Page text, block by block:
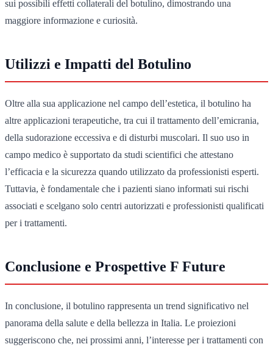
sui possibili effetti collaterali del botulino, dimostrando una
maggiore informazione e curiosità.
Utilizzi e Impatti del Botulino
Oltre alla sua applicazione nel campo dell’estetica, il botulino ha
altre applicazioni terapeutiche, tra cui il trattamento dell’emicrania,
della sudorazione eccessiva e di disturbi muscolari. Il suo uso in
campo medico è supportato da studi scientifici che attestano
l’efficacia e la sicurezza quando utilizzato da professionisti esperti.
Tuttavia, è fondamentale che i pazienti siano informati sui rischi
associati e scelgano solo centri autorizzati e professionisti qualificati
per i trattamenti.
Conclusione e Prospettive F Future
In conclusione, il botulino rappresenta un trend significativo nel
panorama della salute e della bellezza in Italia. Le proiezioni
suggeriscono che, nei prossimi anni, l’interesse per i trattamenti con